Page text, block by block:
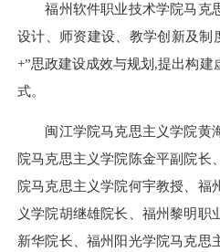
福州软件职业技术学院马克
设计、师资建设、教学创新及制
+”思政建设成效与规划,提出构
式。
闽江学院马克思主义学院黄
院马克思主义学院陈金平副院长
院马克思主义学院何宇教授、福
义学院胡继雄院长、福州黎明职
新华院长、福州阳光学院马克思